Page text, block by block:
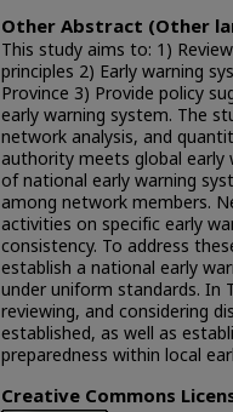
Other Abstract (Other
This study aims to: 1)
principles 2) Early warning
Province 3) Provide policy
early warning system. The
network analysis, and
authority meets global early
of national early warning
among network members.
activities on specific early
consistency. To address
establish a national early
under uniform standards. In
reviewing, and considering
established, as well as
preparedness within local
Creative Commons